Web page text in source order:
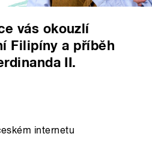
vás okouzlí
Filipíny a příběh
II.
internetu